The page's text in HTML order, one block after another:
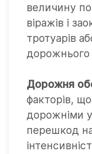
величину
віражів і
тротуарів
дорожнього
Дорожня
факторів,
дорожніми
перешкод